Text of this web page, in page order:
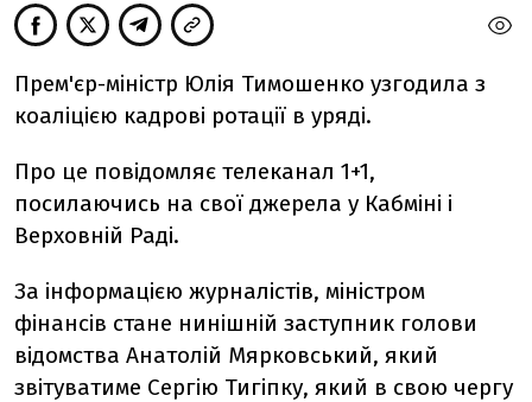
Прем'єр-міністр Юлія Тимошенко узгодила з
коаліцією кадрові ротації в уряді.
Про це повідомляє телеканал 1+1,
посилаючись на свої джерела у Кабміні і
Верховній Раді.
За інформацією журналістів, міністром
фінансів стане нинішній заступник голови
відомства Анатолій Мярковський, який
звітуватиме Сергію Тигіпку, який в свою чергу